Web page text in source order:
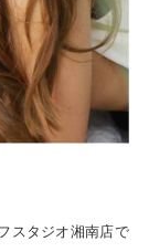
スタジオ湘南店で